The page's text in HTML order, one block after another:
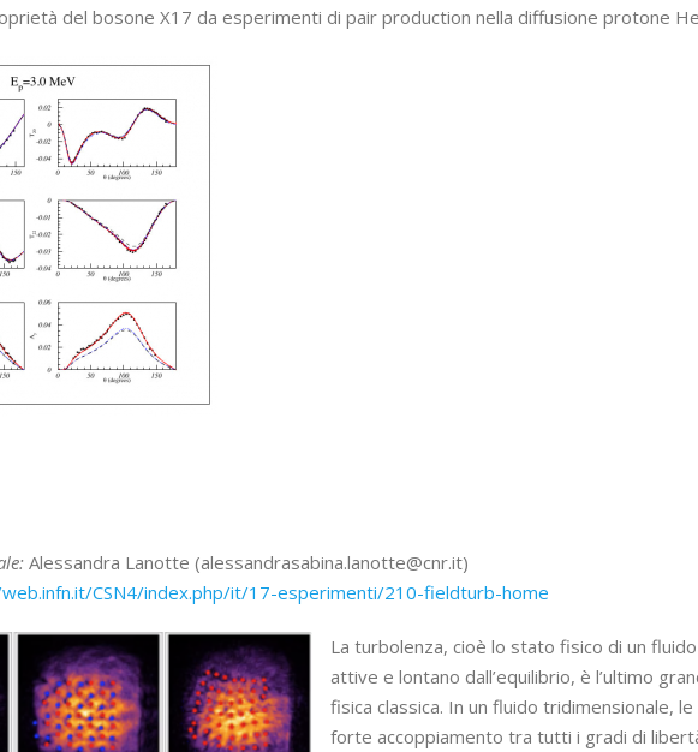
del bosone X17 da esperimenti di pair production nella diffusione protone
: Alessandra Lanotte (alessandrasabina.lanotte@cnr.it)
CSN4/index.php/it/17-esperimenti/210-fieldturb-home
La turbolenza, cioè lo stato fisico di un
attive e lontano dall’equilibrio, è l’ultimo
fisica classica. In un fluido tridimensionale,
forte accoppiamento tra tutti i gradi di